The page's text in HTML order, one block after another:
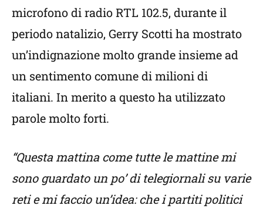
microfono di radio RTL 102.5, durante il
periodo natalizio, Gerry Scotti ha mostrato
un’indignazione molto grande insieme ad
un sentimento comune di milioni di
italiani. In merito a questo ha utilizzato
parole molto forti.
“Questa mattina come tutte le mattine mi
sono guardato un po’ di telegiornali su varie
reti e mi faccio un’idea: che i partiti politici